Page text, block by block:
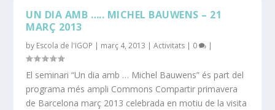
UN DIA AMB ….. MICHEL BAUWENS – ​​21
MARÇ 2013
by Escola de l'IGOP | març 4, 2013 |Activitats | 0 |
El seminari “Un dia amb … Michel Bauwens” és part del
programa més ampli Commons Compartir primavera
de Barcelona març 2013 celebrada en motiu de la visita